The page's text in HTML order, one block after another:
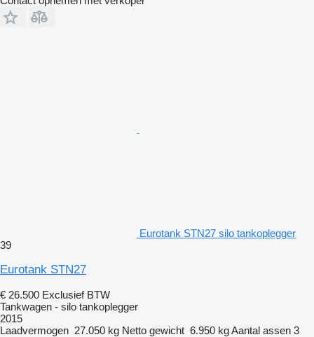
Eurotank STN27 silo tankoplegger
39
Eurotank STN27
€ 26.500 Exclusief BTW
Tankwagen - silo tankoplegger
2015
Laadvermogen 27.050 kg Netto gewicht 6.950 kgAantal assen 3